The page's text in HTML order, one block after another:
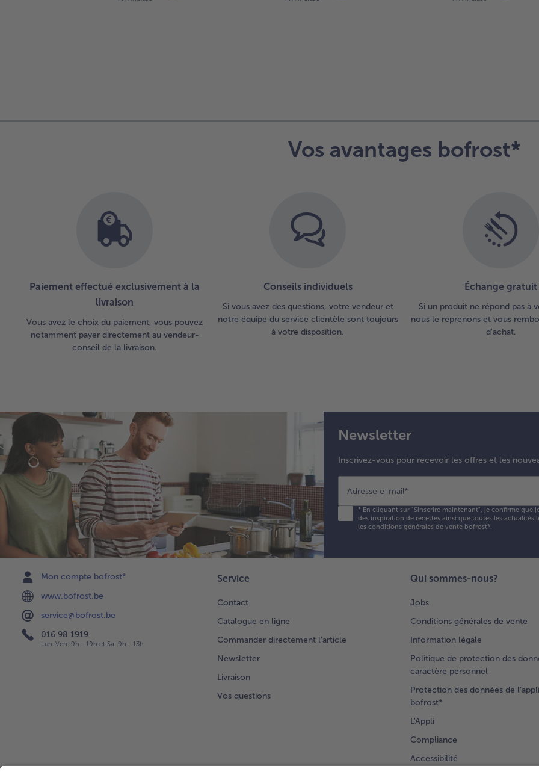
Vos avantages bofrost*
Paiement effectué exclusivement à la
livraison
Vous avez le choix du paiement, vous pouvez
notamment payer directement au vendeur-
conseil de la livraison.
Conseils individuels
Si vous avez des questions, votre vendeur et
notre équipe du service clientèle sont toujours
à votre disposition.
Échange gratuit
Si un produit ne répond pas à
nous le reprenons et vous
d'achat.
Newsletter
Inscrivez-vous pour recevoir les offres et les
Adresse e-mail*
*En cliquant sur "Sinscrire maintenant", je confirme que
des inspiration de recettes ainsi que toutes les actualités
les conditions générales de vente bofrost*.
Mon compte bofrost*
www.bofrost.be
service@bofrost.be
016 98 1919
Lun-Ven: 9h - 19h et Sa: 9h - 13h
Service
Contact
Catalogue en ligne
Commander directement l’article
Newsletter
Livraison
Vos questions
Qui sommes-nous?
Jobs
Conditions générales de vente
Information légale
Politique de protection des
caractère personnel
Protection des données de
bofrost*
L'Appli
Compliance
Accessibilité